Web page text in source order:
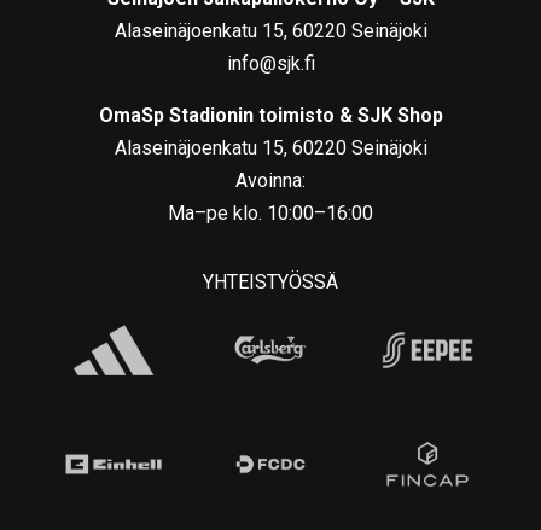
Alaseinäjoenkatu 15, 60220 Seinäjoki
info@sjk.fi
OmaSp Stadionin toimisto & SJK Shop
Alaseinäjoenkatu 15, 60220 Seinäjoki
Avoinna:
Ma–pe klo. 10:00–16:00
YHTEISTYÖSSÄ